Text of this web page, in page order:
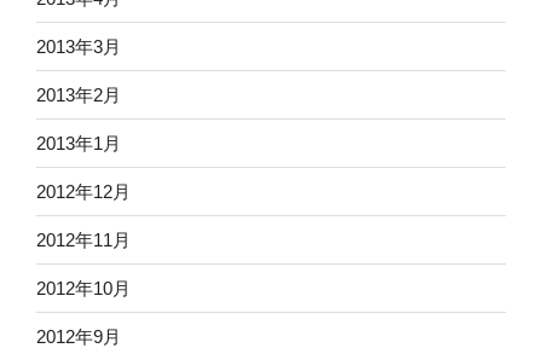
2013年3月
2013年2月
2013年1月
2012年12月
2012年11月
2012年10月
2012年9月